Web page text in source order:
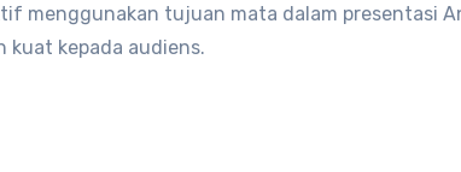
menggunakan tujuan mata dalam presentasi
kuat kepada audiens.